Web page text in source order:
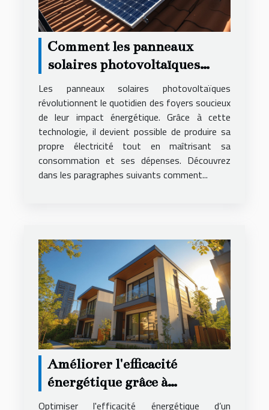
Comment les panneaux
solaires photovoltaïques
transforment-ils votre
maison ?
Les panneaux solaires photovoltaïques
révolutionnent le quotidien des foyers soucieux
de leur impact énergétique. Grâce à cette
technologie, il devient possible de produire sa
propre électricité tout en maîtrisant sa
consommation et ses dépenses. Découvrez
dans les paragraphes suivants comment...
Améliorer l'efficacité
énergétique grâce à
l'isolation moderne
Optimiser l'efficacité énergétique d’un